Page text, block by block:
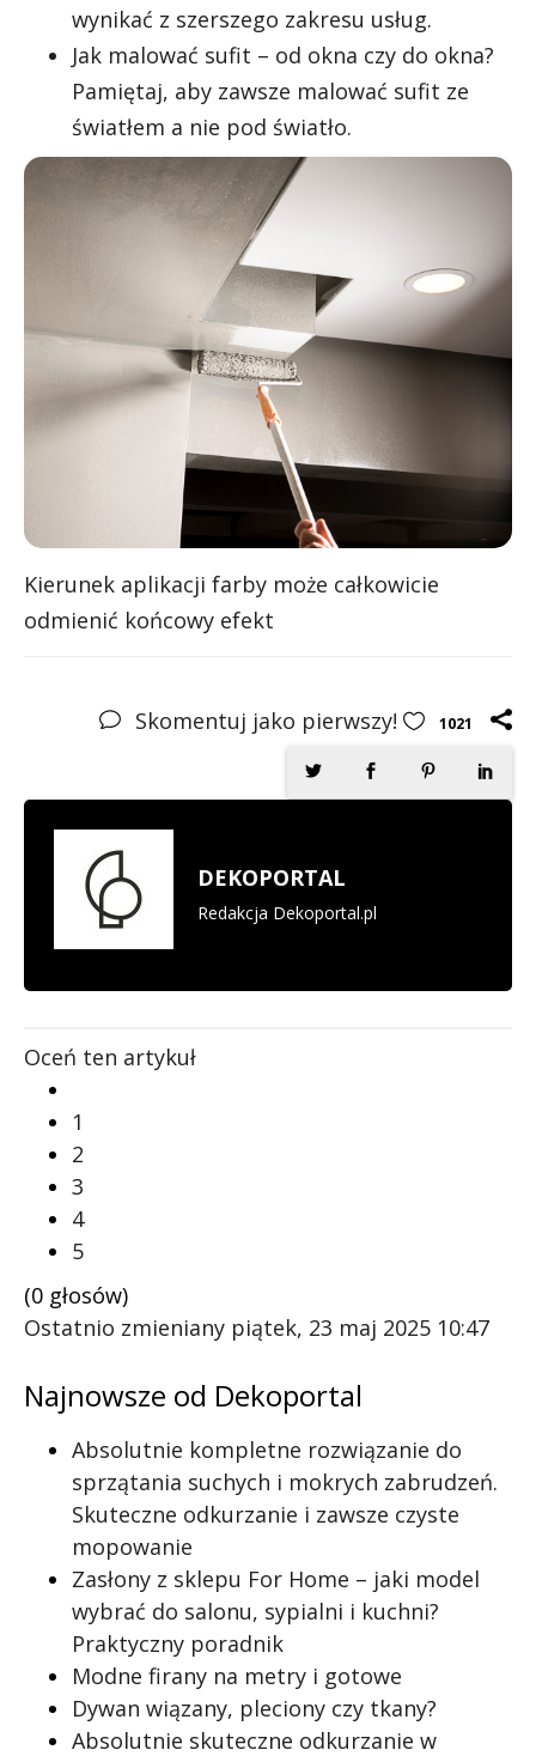
wynikać z szerszego zakresu usług.
Jak malować sufit – od okna czy do okna?
Pamiętaj, aby zawsze malować sufit ze
światłem a nie pod światło.
Kierunek aplikacji farby może całkowicie
odmienić końcowy efekt
Skomentuj jako pierwszy! 1021
DEKOPORTAL
Redakcja Dekoportal.pl
Oceń ten artykuł
1
2
3
4
5
(0 głosów)
Ostatnio zmieniany piątek, 23 maj 2025 10:47
Najnowsze od Dekoportal
Absolutnie kompletne rozwiązanie do
sprzątania suchych i mokrych zabrudzeń.
Skuteczne odkurzanie i zawsze czyste
mopowanie
Zasłony z sklepu For Home – jaki model
wybrać do salonu, sypialni i kuchni?
Praktyczny poradnik
Modne firany na metry i gotowe
Dywan wiązany, pleciony czy tkany?
Absolutnie skuteczne odkurzanie w